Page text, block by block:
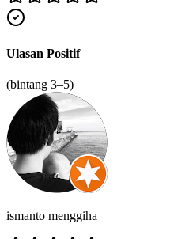
Ulasan Positif
(bintang 3–5)
ismanto menggiha